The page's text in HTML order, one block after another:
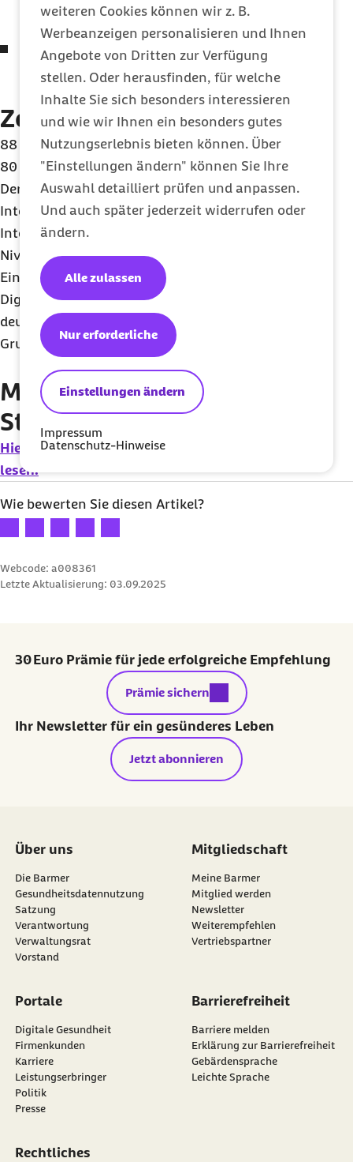
weiteren Cookies können wir z. B.
Werbeanzeigen personalisieren und Ihnen
Angebote von Dritten zur Verfügung
stellen. Oder herausfinden, für welche
Inhalte Sie sich besonders interessieren
und wie wir Ihnen ein besonders gutes
Nutzungserlebnis bieten können. Über
"Einstellungen ändern" können Sie Ihre
Auswahl detailliert prüfen und anpassen.
Und auch später jederzeit widerrufen oder
ändern.
Einstellungen ändern
Nur erforderliche
Alle zulassen
Impressum
Datenschutz-Hinweise
Feldzeit August 2020 bis Juli 2021
Vertiefungsbefragung:
2.024 Interviews in Deutschland
Feldzeit Juli 2021
Zentrale Erkenntnisse
88 Prozent der deutschen Bevölkerung sind online,
80 Prozent auch mobil.
Der Trend der hohen Zuwachsraten beim mobilen
Internet setzt sich auch 2020 fort. Die mobile
Internetnutzung nähert sich nachdrücklich dem
Niveau der allgemeinen Internetnutzung.
Eine knappe Mehrheit glaubt, persönlich von der
Digitalisierung zu profitieren. Hierbei bestehen
deutliche Unterschiede zwischen verschiedenen
Gruppen
Mehr zu den
Studienergebnissen:
Hier die gesamte Studie Digital-Index 2020-2021
lesen.
Wie bewerten Sie diesen Artikel?
Ihre Bewertung: 1 Stern
Ihre Bewertung: 2 Sterne
Ihre Bewertung: 3 Sterne
Ihre Bewertung: 4 Sterne
Ihre Bewertung: 5 Sterne
Webcode: a008361
Letzte Aktualisierung: 03.09.2025
30 Euro Prämie für jede erfolgreiche Empfehlung
externer Link:
Prämie sichern
Ihr Newsletter für ein gesünderes Leben
Jetzt abonnieren
Über uns
Die Barmer
Gesundheitsdatennutzung
Satzung
Verantwortung
Verwaltungsrat
Vorstand
Mitgliedschaft
Meine Barmer
Mitglied werden
Newsletter
externer Link:
Weiterempfehlen
Vertriebspartner
Portale
Digitale Gesundheit
Firmenkunden
Karriere
Leistungserbringer
Politik
Presse
Barrierefreiheit
Barriere melden
Erklärung zur Barrierefreiheit
Gebärdensprache
Leichte Sprache
Rechtliches